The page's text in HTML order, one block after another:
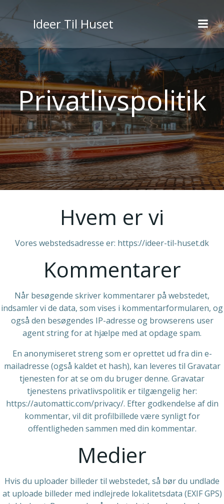
indhold
Ideer Til Huset
Privatlivspolitik
Hvem er vi
Vores webstedsadresse er: https://ideer-til-huset.dk
Kommentarer
Når besøgende skriver kommentarer på webstedet,
indsamler vi de data, som vises i kommentarformularen, og
også den besøgendes IP-adresse og browserens user
agent string for at hjælpe med at opdage spam.
En anonymiseret streng som er oprettet ud fra din e-
mailadresse (også kaldet et hash), kan leveres til Gravatar
tjenesten for at se om du bruger denne. Gravatar
tjenestens privatlivspolitik er tilgængelig her:
https://automattic.com/privacy/. Efter godkendelse af din
kommentar, vil dit profilbillede være synligt for
offentligheden sammen med din kommentar.
Medier
Hvis du uploader billeder til webstedet, så bør du undlade
at uploade billeder med indlejrede lokalitetsdata (EXIF GPS)